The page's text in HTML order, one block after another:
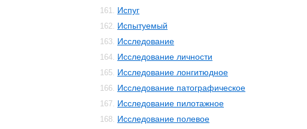
161. Испуг
162. Испытуемый
163. Исследование
164. Исследование личности
165. Исследование лонгитюдное
166. Исследование патографическое
167. Исследование пилотажное
168. Исследование полевое